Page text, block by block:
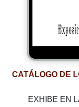
CATÁLOGO DE
EXHIBE EN